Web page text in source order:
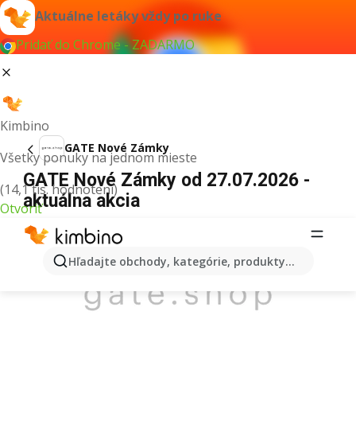
Aktuálne letáky vždy po ruke
Pridať do Chrome - ZADARMO
Kimbino
Všetky ponuky na jednom mieste
(14,1 tis. hodnotení)
Otvoriť
Hľadajte obchody, kategórie, produkty...
GATE Nové Zámky
GATE Nové Zámky od 27.07.2026 -
aktuálna akcia